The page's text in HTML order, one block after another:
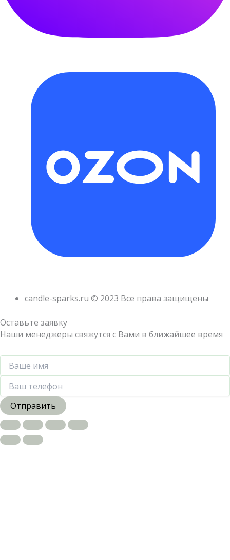
candle-sparks.ru © 2023 Все права защищены
Оставьте заявку
Наши менеджеры свяжутся с Вами в ближайшее время
Отправить